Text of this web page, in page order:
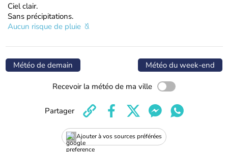
Ciel clair.
Sans précipitations.
Aucun risque de pluie
Météo de demain Météo du week-end
Recevoir la météo de ma ville
Ajouter à vos sources préférées
Partager